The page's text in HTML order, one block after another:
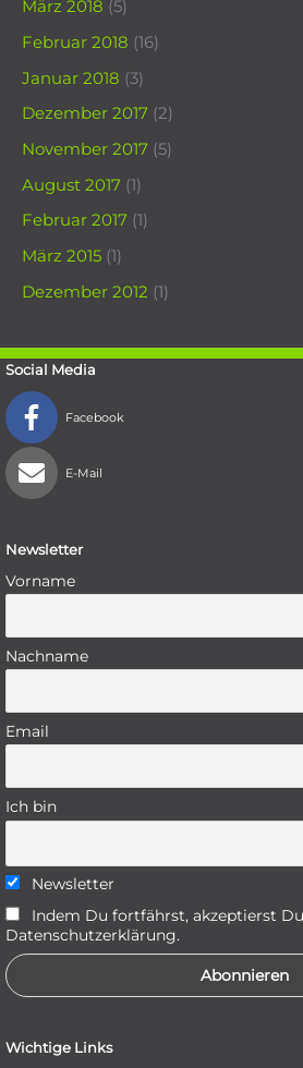
März 2018 (5)
Februar 2018 (16)
Januar 2018 (3)
Dezember 2017 (2)
November 2017 (5)
August 2017 (1)
Februar 2017 (1)
März 2015 (1)
Dezember 2012 (1)
Social Media
Facebook
E-Mail
Newsletter
Vorname
Nachname
Email
Ich bin
Newsletter
Indem Du fortfährst, akzeptierst
Datenschutzerklärung.
Wichtige Links